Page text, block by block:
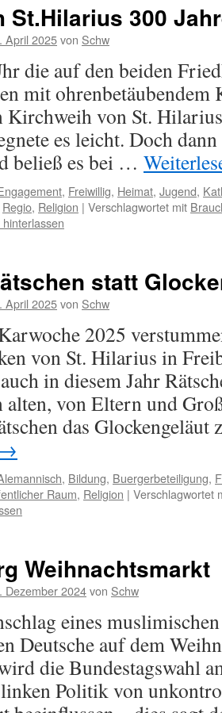
St.Hilarius 300
April 2025von Schw
die auf den beiden
mit ohrenbetäubendem
Kirchweih von St.
es leicht. Doch
beließ es bei …
, Freiwillig, Heimat, Jugend,
Regio, Religion | Verschlagwortet mit
statt
April 2025von Schw
2025
von St. Hilarius in
in diesem Jahr
von Eltern und
das Glockengeläut
, Bildung, Buergerbeteiligung,
Raum, Religion | Verschlagwortet
Weihnachtsmarkt
Dezember 2024von Schw
eines
Deutsche auf dem
die Bundestagswahl
Politik von